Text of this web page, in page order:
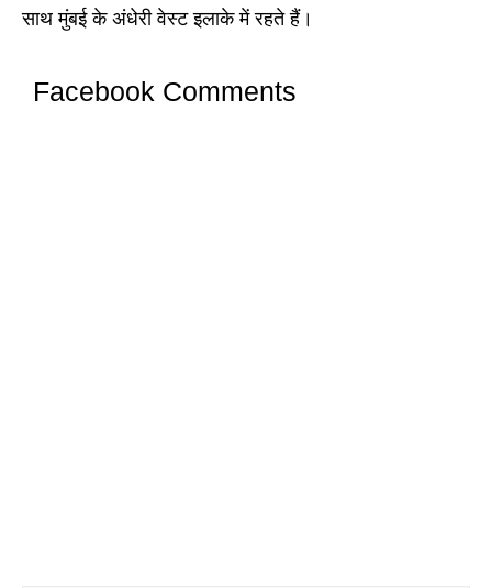
साथ मुंबई के अंधेरी वेस्ट इलाके में रहते हैं।
Facebook Comments